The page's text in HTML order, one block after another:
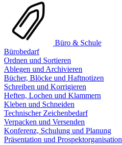
Büro & Schule
Bürobedarf
Ordnen und Sortieren
Ablegen und Archivieren
Bücher, Blöcke und Haftnotizen
Schreiben und Korrigieren
Heften, Lochen und Klammern
Kleben und Schneiden
Technischer Zeichenbedarf
Verpacken und Versenden
Konferenz, Schulung und Planung
Präsentation und Prospektorganisation